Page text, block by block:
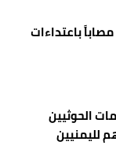
بينهم طفل وامرأة.. 11 مصاباً باعتداءات
الحوثيين
لليمنيين